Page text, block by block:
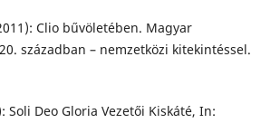
Clio bűvöletében. Magyar
században – nemzetközi kitekintéssel.
Soli Deo Gloria Vezetői Kiskáté, In: